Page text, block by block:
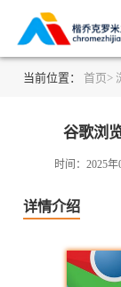
当前位置： 首页>
谷歌浏
时间：2025年
详情介绍